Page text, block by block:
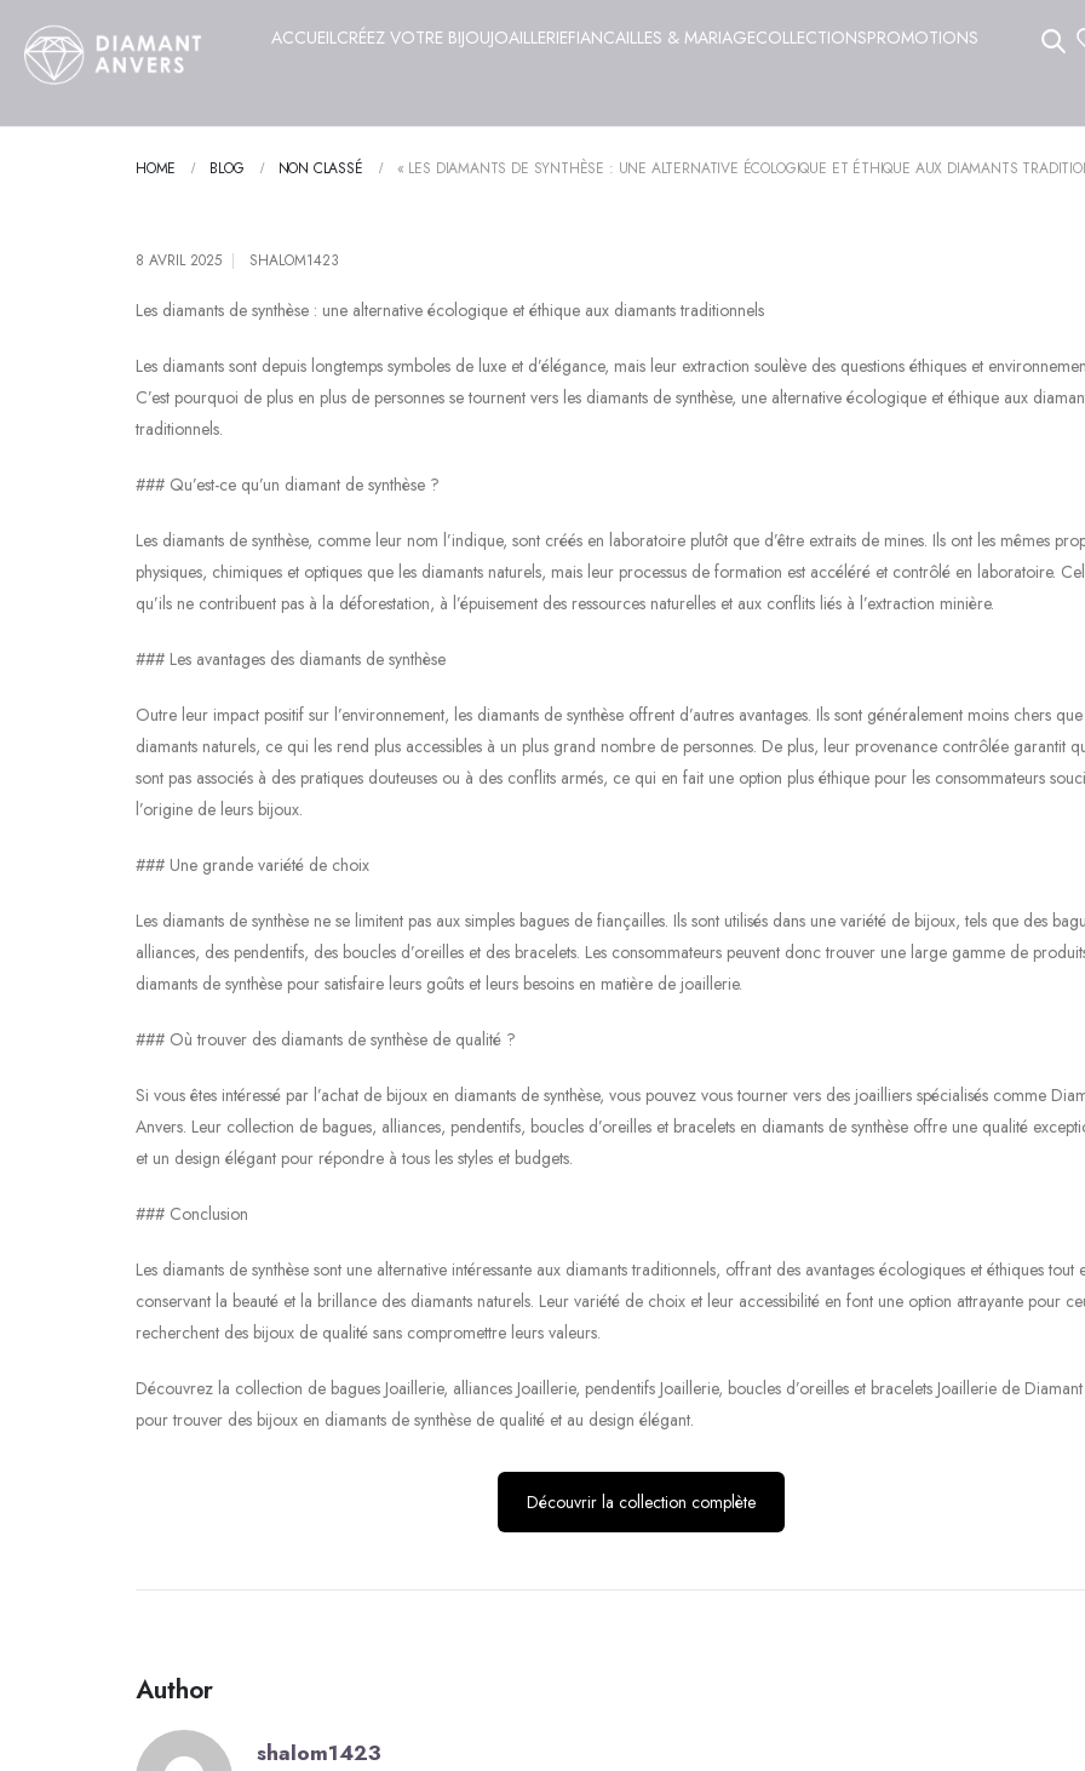
ACCUEILCRÉEZ VOTRE BIJOUJOAILLERIEFIANCAILLES & MARIAGECOLLECTIONSPROMOTIONS
HOME BLOG NON CLASSÉ « LES DIAMANTS DE SYNTHÈSE : UNE ALTERNATIVE ÉCOLOGIQUE ET ÉTHIQUE AUX DIAMANTS
8 AVRIL 2025 SHALOM1423
Les diamants de synthèse : une alternative écologique et éthique aux diamants traditionnels
Les diamants sont depuis longtemps symboles de luxe et d’élégance, mais leur extraction soulève des questions éthiques et
C’est pourquoi de plus en plus de personnes se tournent vers les diamants de synthèse, une alternative écologique et éthique aux
traditionnels.
### Qu’est-ce qu’un diamant de synthèse ?
Les diamants de synthèse, comme leur nom l’indique, sont créés en laboratoire plutôt que d’être extraits de mines. Ils ont les mêmes
physiques, chimiques et optiques que les diamants naturels, mais leur processus de formation est accéléré et contrôlé en laboratoire.
qu’ils ne contribuent pas à la déforestation, à l’épuisement des ressources naturelles et aux conflits liés à l’extraction minière.
### Les avantages des diamants de synthèse
Outre leur impact positif sur l’environnement, les diamants de synthèse offrent d’autres avantages. Ils sont généralement moins chers
diamants naturels, ce qui les rend plus accessibles à un plus grand nombre de personnes. De plus, leur provenance contrôlée garantit
sont pas associés à des pratiques douteuses ou à des conflits armés, ce qui en fait une option plus éthique pour les consommateurs
l’origine de leurs bijoux.
### Une grande variété de choix
Les diamants de synthèse ne se limitent pas aux simples bagues de fiançailles. Ils sont utilisés dans une variété de bijoux, tels que des
alliances, des pendentifs, des boucles d’oreilles et des bracelets. Les consommateurs peuvent donc trouver une large gamme de
diamants de synthèse pour satisfaire leurs goûts et leurs besoins en matière de joaillerie.
### Où trouver des diamants de synthèse de qualité ?
Si vous êtes intéressé par l’achat de bijoux en diamants de synthèse, vous pouvez vous tourner vers des joailliers spécialisés comme
Anvers. Leur collection de bagues, alliances, pendentifs, boucles d’oreilles et bracelets en diamants de synthèse offre une qualité
et un design élégant pour répondre à tous les styles et budgets.
### Conclusion
Les diamants de synthèse sont une alternative intéressante aux diamants traditionnels, offrant des avantages écologiques et éthiques tout
conservant la beauté et la brillance des diamants naturels. Leur variété de choix et leur accessibilité en font une option attrayante pour
recherchent des bijoux de qualité sans compromettre leurs valeurs.
Découvrez la collection de bagues Joaillerie, alliances Joaillerie, pendentifs Joaillerie, boucles d’oreilles et bracelets Joaillerie de
pour trouver des bijoux en diamants de synthèse de qualité et au design élégant.
Découvrir la collection complète
Author
shalom1423